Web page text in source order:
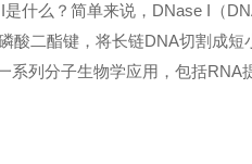
是什么？简单来说，DNase I（
酸二酯键，将长链DNA切割成
系列分子生物学应用，包括RNA